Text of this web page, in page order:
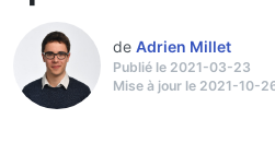
de Adrien Millet
Publié le 2021-03-23
Mise à jour le 2021-10-